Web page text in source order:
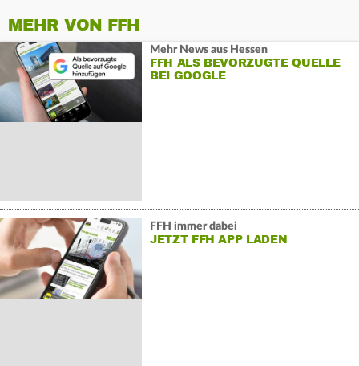
MEHR VON FFH
Mehr News aus Hessen
FFH ALS BEVORZUGTE QUELLE
BEI GOOGLE
FFH immer dabei
JETZT FFH APP LADEN